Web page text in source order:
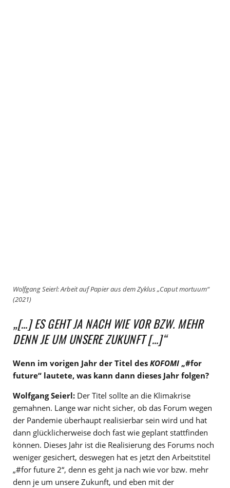
Wolfgang Seierl: Arbeit auf Papier aus dem Zyklus „Caput mortuum“
(2021)
„[…] ES GEHT JA NACH WIE VOR BZW. MEHR
DENN JE UM UNSERE ZUKUNFT […]“
Wenn im vorigen Jahr der Titel des KOFOMI „#for
future“ lautete, was kann dann dieses Jahr folgen?
Wolfgang Seierl: Der Titel sollte an die Klimakrise
gemahnen. Lange war nicht sicher, ob das Forum wegen
der Pandemie überhaupt realisierbar sein wird und hat
dann glücklicherweise doch fast wie geplant stattfinden
können. Dieses Jahr ist die Realisierung des Forums noch
weniger gesichert, deswegen hat es jetzt den Arbeitstitel
„#for future 2“, denn es geht ja nach wie vor bzw. mehr
denn je um unsere Zukunft, und eben mit der